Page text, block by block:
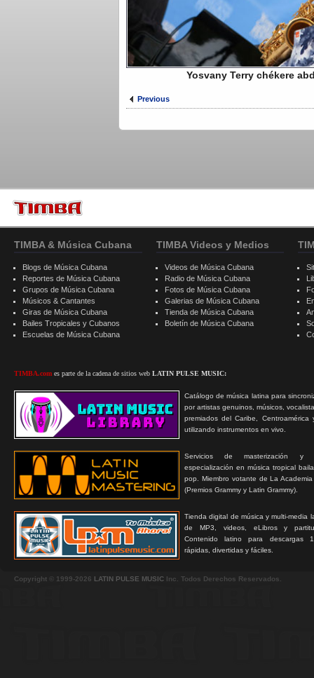
Yosvany Terry chékere
Previous
TIMBA & Música Cubana
Blogs de Música Cubana
Reportes de Música Cubana
Grupos de Música Cubana
Músicos & Cantantes
Giras de Música Cubana
Bailes Tropicales y Cubanos
Escuelas de Música Cubana
TIMBA.com es parte de la cadena de sitios web LATIN PULSE MUSIC:
Catálogo de música latina para
por artistas genuinos, músicos,
premiados del Caribe, Centroamérica
utilizando instrumentos en vivo.
Servicios de masterización y
especialización en música tropical
pop. Miembro votante de La
(Premios Grammy y Latin Grammy).
Tienda digital de música y multi-media
de MP3, videos, eLibros y
Contenido latino para descargas
rápidas, divertidas y fáciles.
TIMBA Videos y Medios
Videos de Música Cubana
Radio de Música Cubana
Fotos de Música Cubana
Galerias de Música Cubana
Tienda de Música Cubana
Boletín de Música Cubana
Copyright © 1999-2026 LATIN PULSE MUSIC Inc. Todos Derechos Reservados.